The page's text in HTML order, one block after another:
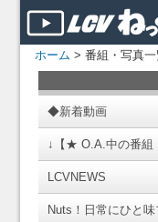
ホーム > 番組・写真
◆新着動画
↓【★ O.A.中の番組
LCVNEWS
Nuts！日常にひと味